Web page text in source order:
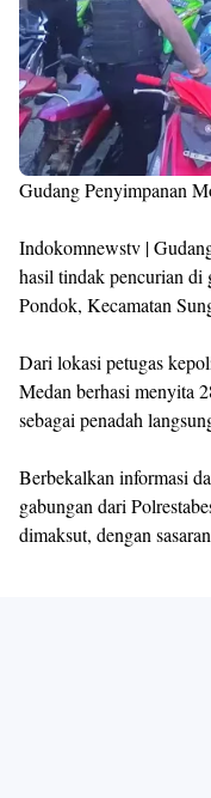
Gudang Penyimpanan
Indokomnewstv |
hasil tindak pencurian
Pondok, Kecamatan
Dari lokasi petugas
Medan berhasi menyita
sebagai penadah
Berbekalkan informasi
gabungan dari
dimaksut, dengan